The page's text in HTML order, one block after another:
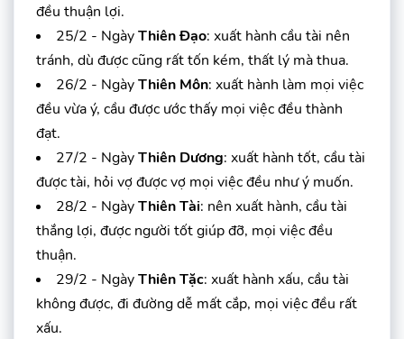
đều thuận lợi.
25/2 - NgàyThiên Đạo: xuất hành cầu tài nên
tránh, dù được cũng rất tốn kém, thất lý mà thua.
26/2 - NgàyThiên Môn: xuất hành làm mọi việc
đều vừa ý, cầu được ước thấy mọi việc đều thành
đạt.
27/2 - NgàyThiên Dương: xuất hành tốt, cầu tài
được tài, hỏi vợ được vợ mọi việc đều như ý muốn.
28/2 - NgàyThiên Tài: nên xuất hành, cầu tài
thắng lợi, được người tốt giúp đỡ, mọi việc đều
thuận.
29/2 - NgàyThiên Tặc: xuất hành xấu, cầu tài
không được, đi đường dễ mất cắp, mọi việc đều rất
xấu.